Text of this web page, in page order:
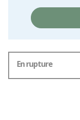
unitaire,
En rupture